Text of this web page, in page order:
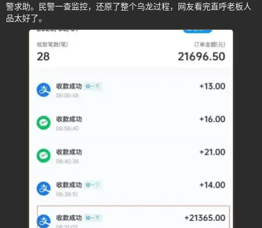
警求助。民警一查监控，还原了整个乌龙过程，网友看完直呼老板人
品太好了。